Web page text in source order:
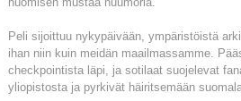
Peli sijoittuu nykypäivään, ympäristöistä
ihan niin kuin meidän maailmassamme.
checkpointista läpi, ja sotilaat suojelevat
yliopistosta ja pyrkivät häiritsemään